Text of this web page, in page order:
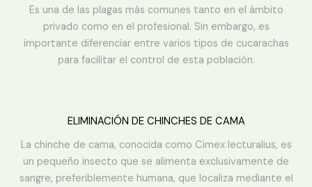
Es una de las plagas más comunes tanto en el ámbito
privado como en el profesional. Sin embargo, es
importante diferenciar entre varios tipos de cucarachas
para facilitar el control de esta población.
ELIMINACIÓN DE CHINCHES DE CAMA
La chinche de cama, conocida como Cimex lecturalius, es
un pequeño insecto que se alimenta exclusivamente de
sangre, preferiblemente humana, que localiza mediante el